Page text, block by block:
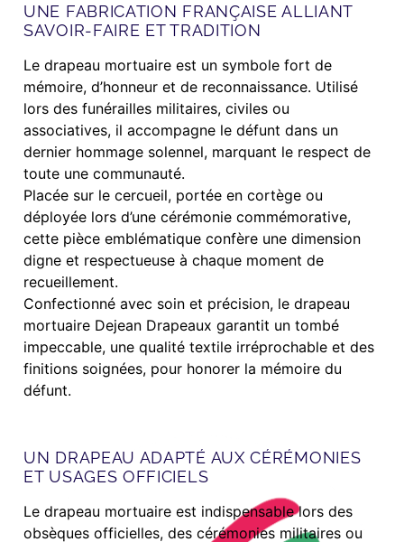
UNE FABRICATION FRANÇAISE ALLIANT
SAVOIR-FAIRE ET TRADITION
Le drapeau mortuaire est un symbole fort de
mémoire, d’honneur et de reconnaissance. Utilisé
lors des funérailles militaires, civiles ou
associatives, il accompagne le défunt dans un
dernier hommage solennel, marquant le respect de
toute une communauté.
Placée sur le cercueil, portée en cortège ou
déployée lors d’une cérémonie commémorative,
cette pièce emblématique confère une dimension
digne et respectueuse à chaque moment de
recueillement.
Confectionné avec soin et précision, le drapeau
mortuaire Dejean Drapeaux garantit un tombé
impeccable, une qualité textile irréprochable et des
finitions soignées, pour honorer la mémoire du
défunt.
UN DRAPEAU ADAPTÉ AUX CÉRÉMONIES
ET USAGES OFFICIELS
Le drapeau mortuaire est indispensable lors des
obsèques officielles, des cérémonies militaires ou